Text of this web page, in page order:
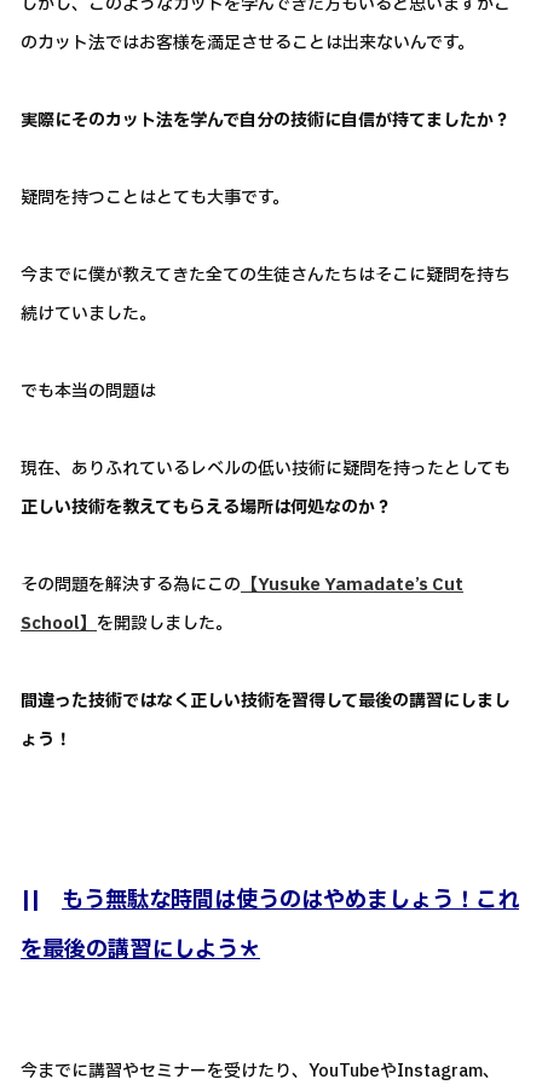
のカット法ではお客様を満足させることは出来ないんです。
実際にそのカット法を学んで自分の技術に自信が持てましたか？
疑問を持つことはとても大事です。
今までに僕が教えてきた全ての生徒さんたちはそこに疑問を持ち
続けていました。
でも本当の問題は
現在、ありふれているレベルの低い技術に疑問を持ったとしても
正しい技術を教えてもらえる場所は何処なのか？
その問題を解決する為にこの 【Yusuke Yamadate’s Cut
School】 を開設しました。
間違った技術ではなく正しい技術を習得して最後の講習にしまし
ょう！
|| もう無駄な時間は使うのはやめましょう！これ
を最後の講習にしよう＊
今までに講習やセミナーを受けたり、YouTubeやInstagram、